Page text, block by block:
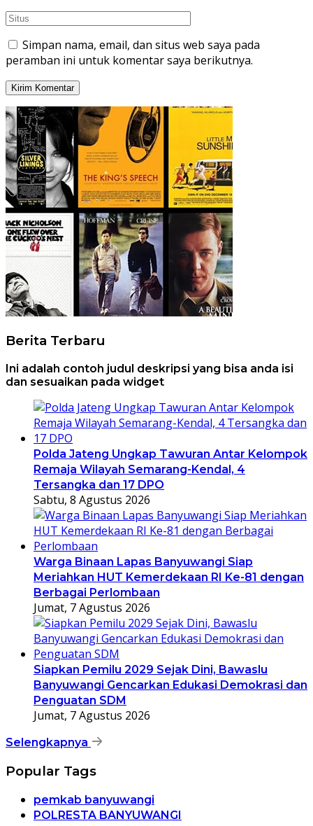
Simpan nama, email, dan situs web saya pada
peramban ini untuk komentar saya berikutnya.
Berita Terbaru
Ini adalah contoh judul deskripsi yang bisa anda isi
dan sesuaikan pada widget
Polda Jateng Ungkap Tawuran Antar Kelompok
Remaja Wilayah Semarang-Kendal, 4
Tersangka dan 17 DPO
Sabtu, 8 Agustus 2026
Warga Binaan Lapas Banyuwangi Siap
Meriahkan HUT Kemerdekaan RI Ke-81 dengan
Berbagai Perlombaan
Jumat, 7 Agustus 2026
Siapkan Pemilu 2029 Sejak Dini, Bawaslu
Banyuwangi Gencarkan Edukasi Demokrasi dan
Penguatan SDM
Jumat, 7 Agustus 2026
Selengkapnya
Popular Tags
pemkab banyuwangi
POLRESTA BANYUWANGI